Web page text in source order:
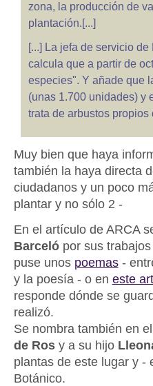
zona, la producción de
plantación.[...]
[...] La jefa de servicio
calcula que a partir de
especies". Y añade que
(unas 1.700 unidades) y
trata de arbustos
Muy bien que haya
también la haya directa
ciudadanos y un poco
plantar y no sólo 2 -
En el artículo de ARCA
Barcelópor sus trabajos
puse unos poemas-
y la poesía - o en este
responde dónde se
realizó.
Se nombra también en
de Rosy a su hijo
plantas de este lugar y -
Botánico.